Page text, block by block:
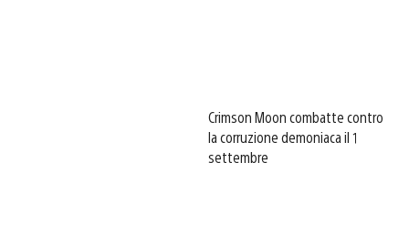
Crimson Moon combatte contro
la corruzione demoniaca il 1
settembre